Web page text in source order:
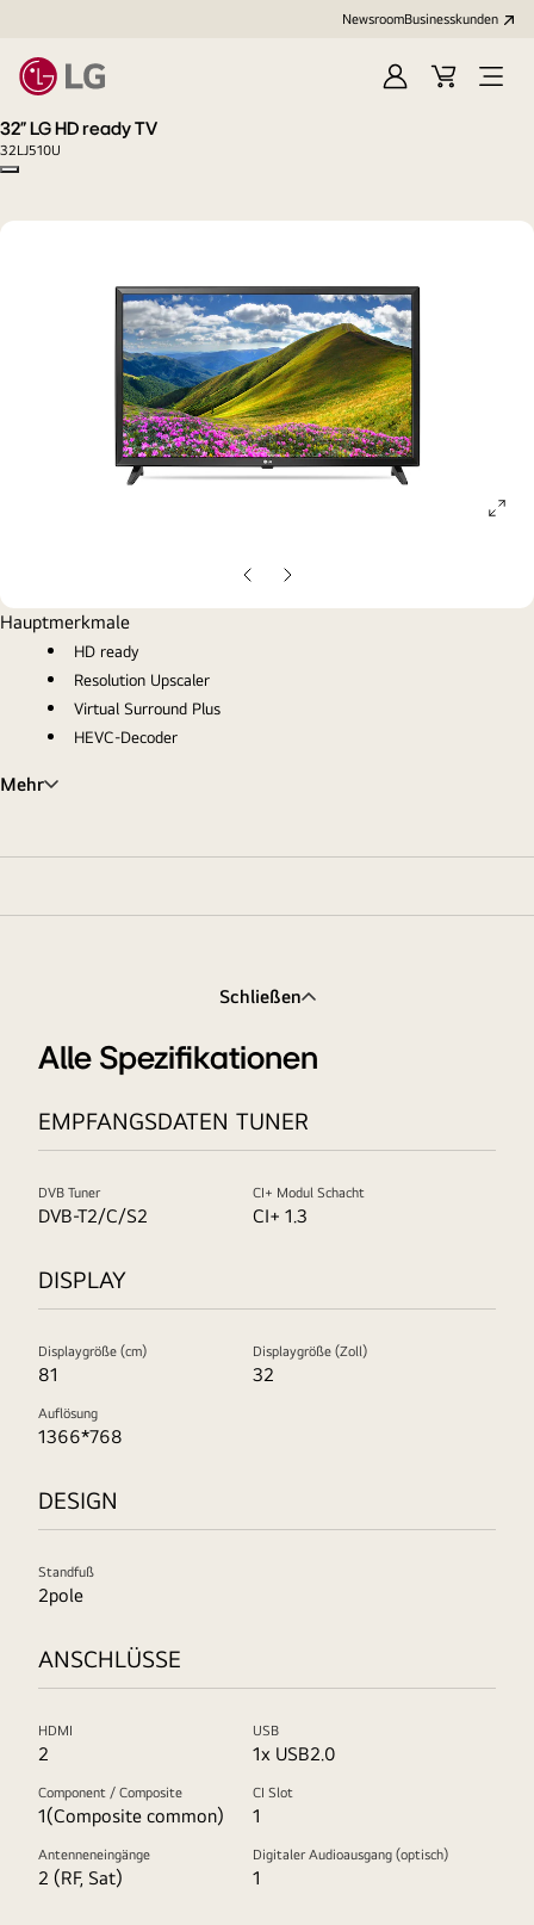
NewsroomBusinesskunden
AnmeldenWarenkorb
Menü
32" LG HD ready TV
32LJ510U
Copy model name
Vorherige
Folie
Nächste
Folie
Hauptmerkmale
HD ready
Resolution Upscaler
Virtual Surround Plus
HEVC-Decoder
Mehr
Schließen
Alle Spezifikationen
EMPFANGSDATEN TUNER
DVB Tuner
DVB-T2/C/S2
CI+ Modul Schacht
CI+ 1.3
DISPLAY
Displaygröße (cm)
81
Displaygröße (Zoll)
32
Auflösung
1366*768
DESIGN
Standfuß
2pole
ANSCHLÜSSE
HDMI
2
USB
1x USB2.0
Component / Composite
1(Composite common)
CI Slot
1
Antenneneingänge
2 (RF, Sat)
Digitaler Audioausgang (optisch)
1